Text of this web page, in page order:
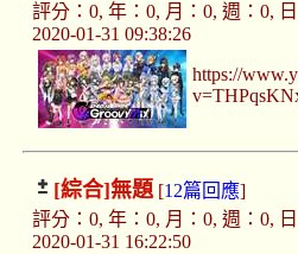
評分：0, 年：0, 月：0, 週：0,
2020-01-31 09:38:26
https://
[綜合]無題[12篇回應]
評分：0, 年：0, 月：0, 週：0,
2020-01-31 16:22:50